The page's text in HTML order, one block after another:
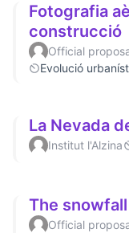
Fotografia
construcció
Official
Evolució
La Nevada
Institut l'Alzina
The
Official